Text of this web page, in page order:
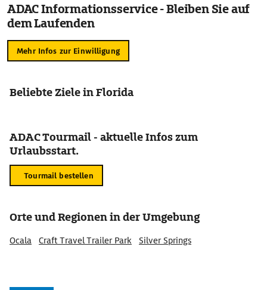
ADAC Informationsservice - Bleiben Sie auf
dem Laufenden
Mehr Infos zur Einwilligung
Beliebte Ziele in Florida
ADAC Tourmail - aktuelle Infos zum
Urlaubsstart.
Tourmail bestellen
Orte und Regionen in der Umgebung
Ocala Craft Travel Trailer Park Silver Springs